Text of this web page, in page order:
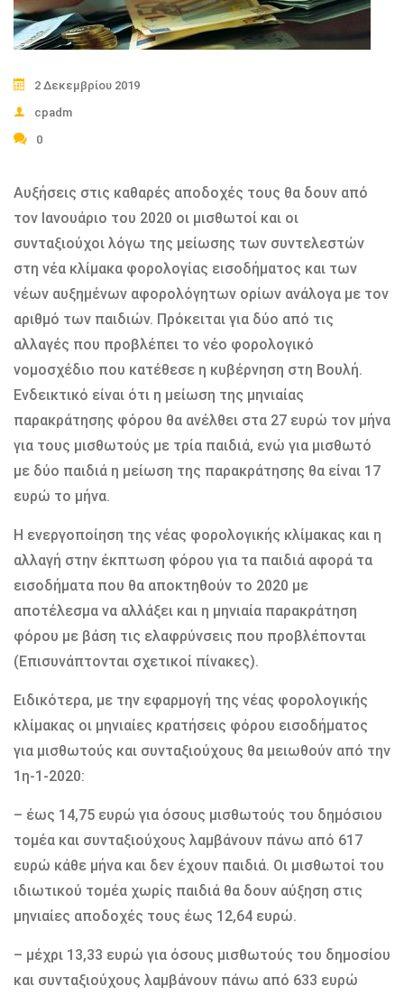
2 Δεκεμβρίου 2019
cpadm
0
Αυξήσεις στις καθαρές αποδοχές τους θα δουν από
τον Ιανουάριο του 2020 οι μισθωτοί και οι
συνταξιούχοι λόγω της μείωσης των συντελεστών
στη νέα κλίμακα φορολογίας εισοδήματος και των
νέων αυξημένων αφορολόγητων ορίων ανάλογα με τον
αριθμό των παιδιών. Πρόκειται για δύο από τις
αλλαγές που προβλέπει το νέο φορολογικό
νομοσχέδιο που κατέθεσε η κυβέρνηση στη Βουλή.
Ενδεικτικό είναι ότι η μείωση της μηνιαίας
παρακράτησης φόρου θα ανέλθει στα 27 ευρώ τον μήνα
για τους μισθωτούς με τρία παιδιά, ενώ για μισθωτό
με δύο παιδιά η μείωση της παρακράτησης θα είναι 17
ευρώ το μήνα.
Η ενεργοποίηση της νέας φορολογικής κλίμακας και η
αλλαγή στην έκπτωση φόρου για τα παιδιά αφορά τα
εισοδήματα που θα αποκτηθούν το 2020 με
αποτέλεσμα να αλλάξει και η μηνιαία παρακράτηση
φόρου με βάση τις ελαφρύνσεις που προβλέπονται
(Επισυνάπτονται σχετικοί πίνακες).
Ειδικότερα, με την εφαρμογή της νέας φορολογικής
κλίμακας οι μηνιαίες κρατήσεις φόρου εισοδήματος
για μισθωτούς και συνταξιούχους θα μειωθούν από την
1η-1-2020:
– έως 14,75 ευρώ για όσους μισθωτούς του δημόσιου
τομέα και συνταξιούχους λαμβάνουν πάνω από 617
ευρώ κάθε μήνα και δεν έχουν παιδιά. Οι μισθωτοί του
ιδιωτικού τομέα χωρίς παιδιά θα δουν αύξηση στις
μηνιαίες αποδοχές τους έως 12,64 ευρώ.
– μέχρι 13,33 ευρώ για όσους μισθωτούς του δημοσίου
και συνταξιούχους λαμβάνουν πάνω από 633 ευρώ